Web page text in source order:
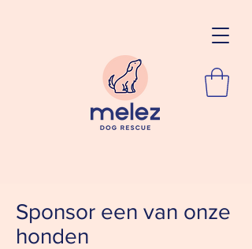
Sponsor een van onze
honden